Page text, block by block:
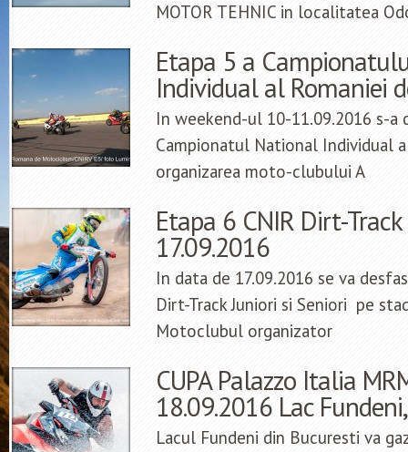
MOTOR TEHNIC in localitatea
Etapa 5 a
Individual al Romaniei
In weekend-ul 10-11.09.2016 s-a
Campionatul National Individual
organizarea moto-clubului A
Etapa 6 CNIR Dirt-
17.09.2016
In data de 17.09.2016 se va
Dirt-Track Juniori si Seniori pe
Motoclubul organizator
CUPA Palazzo Italia
18.09.2016 Lac
Lacul Fundeni din Bucuresti va